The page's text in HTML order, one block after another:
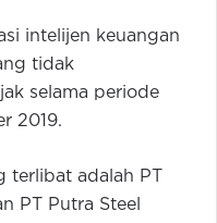
intelijen keuangan
tidak
selama periode
2019.
terlibat adalah PT
PT Putra Steel